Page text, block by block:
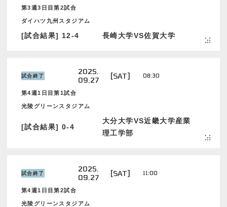
第3週3日目第2試合
ダイハツ九州スタジアム
[試合結果] 12-4 長崎大学VS佐賀大学
試合終了
2025.
09.27
[SAT] 08:30
第4週1日目第1試合
光陵グリーンスタジアム
[試合結果] 0-4
大分大学VS近畿大学産業
理工学部
試合終了
2025.
09.27
[SAT] 11:00
第4週1日目第2試合
光陵グリーンスタジアム